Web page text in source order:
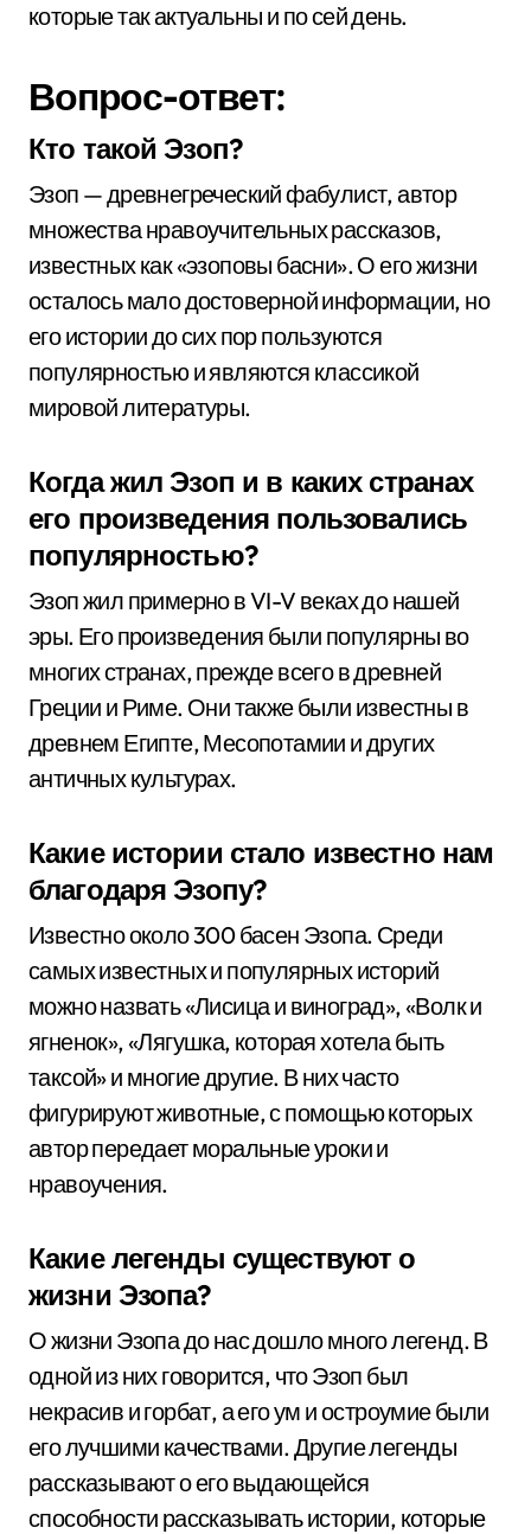
которые так актуальны и по сей день.
Вопрос-ответ:
Кто такой Эзоп?
Эзоп — древнегреческий фабулист, автор
множества нравоучительных рассказов,
известных как «эзоповы басни». О его жизни
осталось мало достоверной информации, но
его истории до сих пор пользуются
популярностью и являются классикой
мировой литературы.
Когда жил Эзоп и в каких странах
его произведения пользовались
популярностью?
Эзоп жил примерно в VI-V веках до нашей
эры. Его произведения были популярны во
многих странах, прежде всего в древней
Греции и Риме. Они также были известны в
древнем Египте, Месопотамии и других
античных культурах.
Какие истории стало известно нам
благодаря Эзопу?
Известно около 300 басен Эзопа. Среди
самых известных и популярных историй
можно назвать «Лисица и виноград», «Волк и
ягненок», «Лягушка, которая хотела быть
таксой» и многие другие. В них часто
фигурируют животные, с помощью которых
автор передает моральные уроки и
нравоучения.
Какие легенды существуют о
жизни Эзопа?
О жизни Эзопа до нас дошло много легенд. В
одной из них говорится, что Эзоп был
некрасив и горбат, а его ум и остроумие были
его лучшими качествами. Другие легенды
рассказывают о его выдающейся
способности рассказывать истории, которые